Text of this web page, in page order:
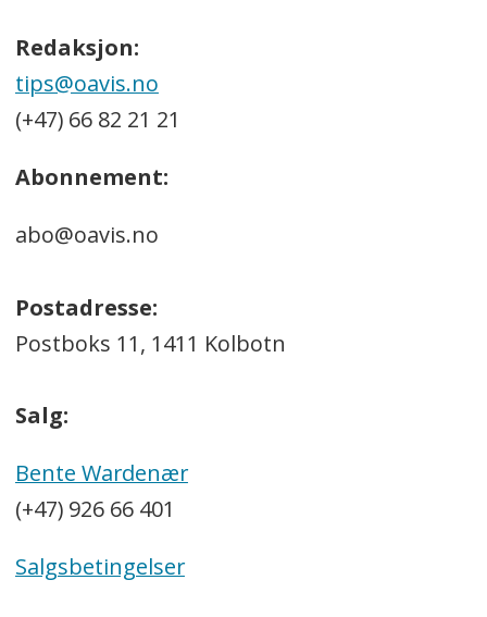
Redaksjon:
tips@oavis.no
(+47) 66 82 21 21
Abonnement:
abo@oavis.no
Postadresse:
Postboks 11, 1411 Kolbotn
Salg:
Bente Wardenær
(+47) 926 66 401
Salgsbetingelser